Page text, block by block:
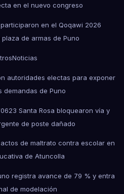
en el nuevo congreso
en el Qoqawi 2026
de armas de Puno
Noticias
autoridades electas para exponer
demandas de Puno
Santa Rosa bloquearon vía y
de poste dañado
de maltrato contra escolar en
de Atuncolla
registra avance de 79 % y entra
de modelación